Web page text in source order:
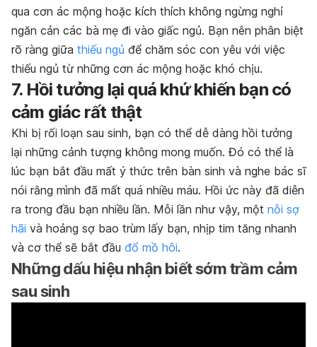
qua cơn ác mộng hoặc kích thích không ngừng nghỉ
ngăn cản các bà mẹ đi vào giấc ngủ. Bạn nên phân biệt
rõ ràng giữa thiếu ngủ để chăm sóc con yêu với việc
thiếu ngủ từ những cơn ác mộng hoặc khó chịu.
7. Hồi tưởng lại quá khứ khiến bạn có
cảm giác rất thật
Khi bị rối loạn sau sinh, bạn có thể dễ dàng hồi tưởng
lại những cảnh tượng không mong muốn. Đó có thể là
lúc bạn bắt đầu mất ý thức trên bàn sinh và nghe bác sĩ
nói rằng mình đã mất quá nhiều máu. Hồi ức này đã diễn
ra trong đầu bạn nhiều lần. Mỗi lần như vậy, một nỗi sợ
hãi và hoảng sợ bao trùm lấy bạn, nhịp tim tăng nhanh
và cơ thể sẽ bắt đầu đổ mồ hôi.
Những dấu hiệu nhận biết sớm trầm cảm
sau sinh